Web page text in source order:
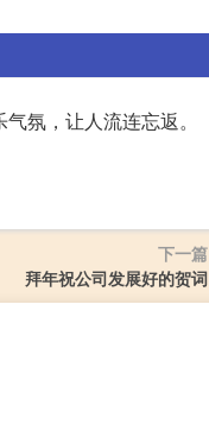
氛，让人流连忘返。
下一篇
拜年祝公司发展好的贺词